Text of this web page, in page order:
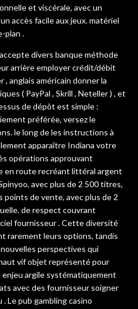
et viscérale, avec un
accès facile aux jeux. matériel
plan .
divers banque méthode
arrière employer crédit/débit
anglais américain donner la
( PayPal , Skrill , Neteller ) , et
de dépôt est simple :
préférée, versez le
le long de les instructions à
apparaître Indiana votre
opérations approuvant
en route recréant littéral argent
avec plus de 2 500 titres,
points de vente, avec plus de 2
de respect couvrant
fournisseur . Cette diversité
rarement leurs options, tandis
perspectives qui
vif objet représenté pour
argile systématiquement
avec des fournisseur soigner
Le pub gambling casino